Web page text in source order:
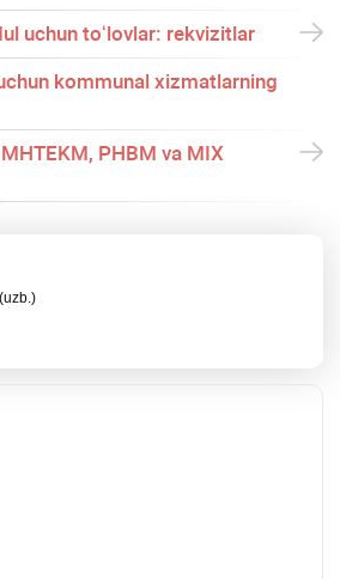
uchun toʻlovlar: rekvizitlar
kommunal хizmatlarning
PHBM va MIX